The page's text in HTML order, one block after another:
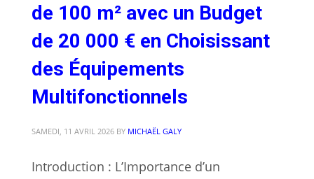
de 100 m² avec un Budget
de 20 000 € en Choisissant
des Équipements
Multifonctionnels
SAMEDI, 11 AVRIL 2026 BY MICHAËL GALY
Introduction : L’Importance d’un